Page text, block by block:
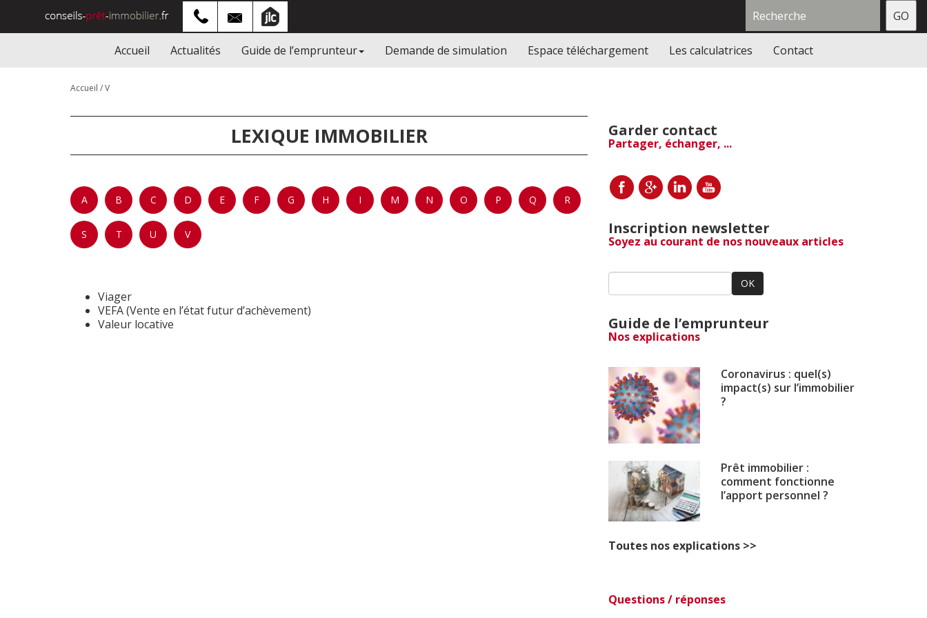
Accueil Actualités Guide de l’emprunteur Demande de simulation Espace téléchargement Les calculatrices Contact
Accueil /V
LEXIQUE IMMOBILIER
A B C D E F G H I M N O P Q R
S T U V
Viager
VEFA (Vente en l’état futur d’achèvement)
Valeur locative
Garder contact
Partager, échanger, ...
Inscription newsletter
Soyez au courant de nos nouveaux articles
OK
Guide de l’emprunteur
Nos explications
Coronavirus : quel(s)
impact(s) sur l’immobilier
?
Prêt immobilier :
comment fonctionne
l’apport personnel ?
Toutes nos explications >>
Questions / réponses